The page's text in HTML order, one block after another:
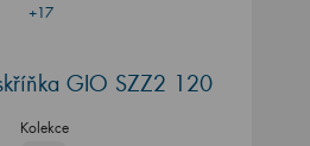
+17
GIO SZZ2 120
Kolekce